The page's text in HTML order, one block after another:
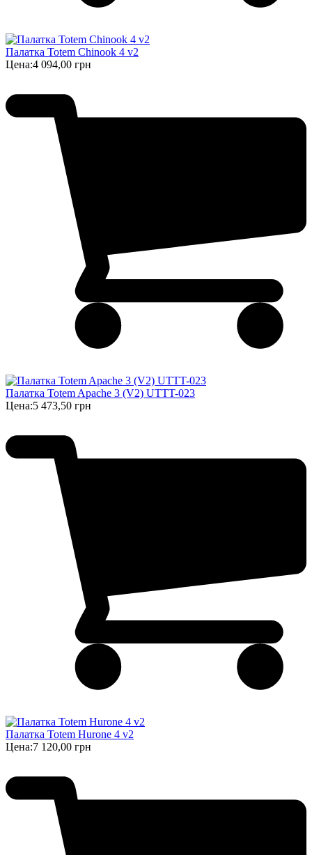
Палатка Totem Chinook 4 v2
Цена:4 094,00 грн
Палатка Totem Apache 3 (V2) UTTT-023
Цена:5 473,50 грн
Палатка Totem Hurone 4 v2
Цена:7 120,00 грн